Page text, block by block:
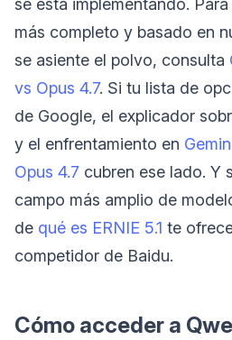
se está implementando.
más completo y basado en
se asiente el polvo, consulta
vs Opus 4.7. Si tu lista de
de Google, el explicador
y el enfrentamiento en
Opus 4.7 cubren ese lado. Y
campo más amplio de
de qué es ERNIE 5.1 te
competidor de Baidu.
Cómo acceder a